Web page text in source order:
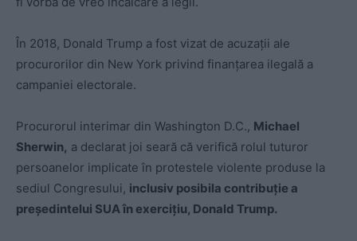
În 2018, Donald Trump a fost vizat de acuzaţii ale
procurorilor din New York privind finanţarea ilegală a
campaniei electorale.
Procurorul interimar din Washington D.C., Michael
Sherwin, a declarat joi seară că verifică rolul tuturor
persoanelor implicate în protestele violente produse la
sediul Congresului, inclusiv posibila contribuţie a
preşedintelui SUA în exerciţiu, Donald Trump.